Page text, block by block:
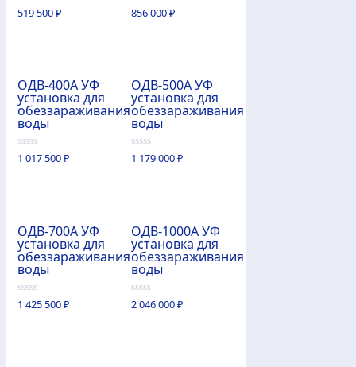
0
из
519 500₽
0
из
856 000₽
ОДВ-400А УФ
установка для
обеззараживания
воды
0
из
1 017 500₽
ОДВ-500А УФ
установка для
обеззараживания
воды
0
из
1 179 000₽
ОДВ-700А УФ
установка для
обеззараживания
воды
0
из
1 425 500₽
ОДВ-1000А УФ
установка для
обеззараживания
воды
0
из
2 046 000₽